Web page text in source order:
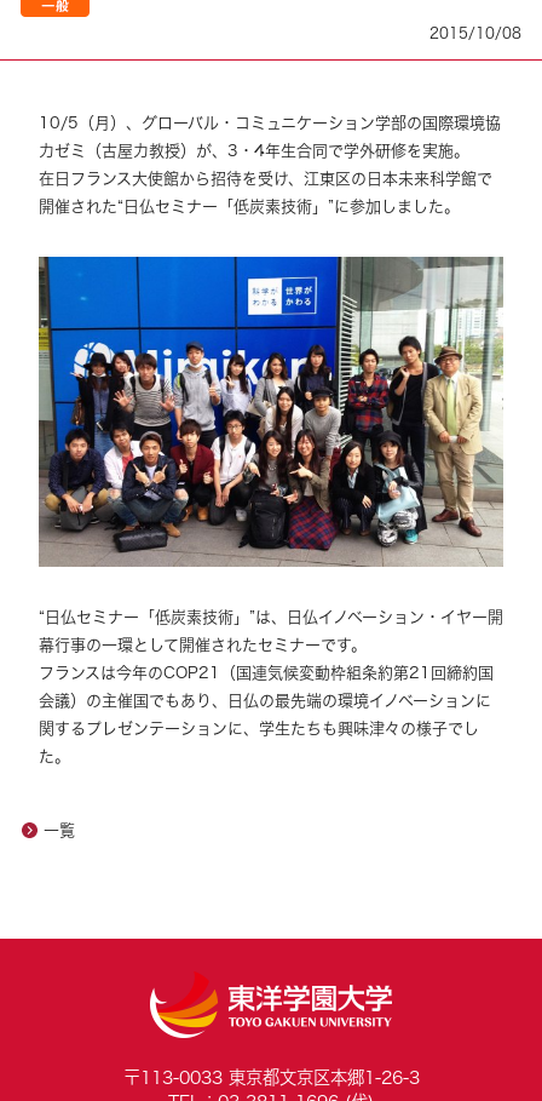
2015/10/08
10/5（月）、グローバル・コミュニケーション学部の国際環境協
力ゼミ（古屋力教授）が、3・4年生合同で学外研修を実施。
在日フランス大使館から招待を受け、江東区の日本未来科学館で
開催された“日仏セミナー「低炭素技術」”に参加しました。
“日仏セミナー「低炭素技術」”は、日仏イノベーション・イヤー開
幕行事の一環として開催されたセミナーです。
フランスは今年のCOP21（国連気候変動枠組条約第21回締約国
会議）の主催国でもあり、日仏の最先端の環境イノベーションに
関するプレゼンテーションに、学生たちも興味津々の様子でし
た。
一覧
〒113-0033 東京都文京区本郷1-26-3